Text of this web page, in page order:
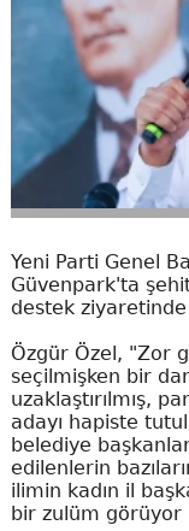
Yeni Parti Genel
Güvenpark'ta
destek
Özgür Özel, "Zor
seçilmişken bir
uzaklaştırılmış,
adayı hapiste
belediye
edilenlerin
ilimin kadın il
bir zulüm görüyor